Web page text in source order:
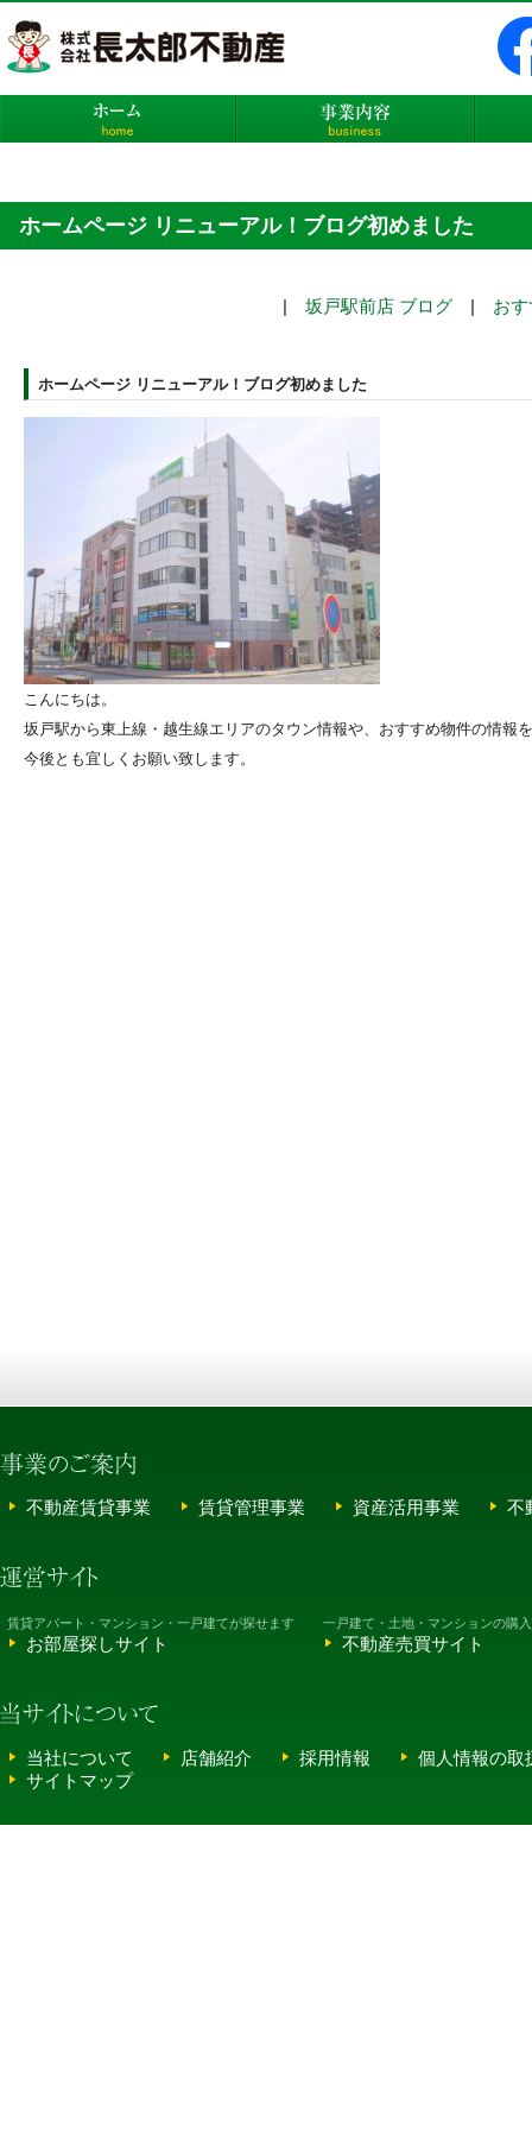
ホームページ リニューアル！ブログ初めました
| 坂戸駅前店 ブログ | お
ホームページ リニューアル！ブログ初めました
こんにちは。
坂戸駅から東上線・越生線エリアのタウン情報や、おすすめ物件の情報
今後とも宜しくお願い致します。
不動産賃貸事業 賃貸管理事業 資産活用事業 不
賃貸アパート・マンション・一戸建てが探せます
お部屋探しサイト
一戸建て・土地・マンションの購入
不動産売買サイト
当社について 店舗紹介 採用情報
個人情報の取
サイトマップ